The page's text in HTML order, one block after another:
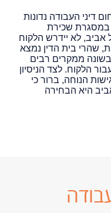
דיני העבודה נדונות
במסגרת שכירת
אביב, לא יידרש הלקוח
שהרי בית הדין נמצא
ממקרים רבים
הלקוח. לצד הניסיון
הנוחה, ברור כי
היא הבחירה